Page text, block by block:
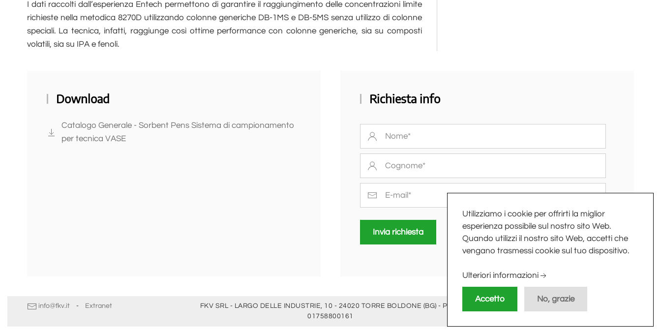
Utilizziamo i cookie per offrirti la miglior
esperienza possibile sul nostro sito Web.
Quando utilizzi il nostro sito Web, accetti che
vengano trasmessi cookie sul tuo dispositivo.
Ulteriori informazioni
Accetto No, grazie
I dati raccolti dall’esperienza Entech permettono di garantire il raggiungimento delle concentrazioni limite
richieste nella metodica 8270D utilizzando colonne generiche DB-1MS e DB-5MS senza utilizzo di colonne
speciali. La tecnica, infatti, raggiunge così ottime performance con colonne generiche, sia su composti
volatili, sia su IPA e fenoli.
Download
Catalogo Generale - Sorbent Pens Sistema di campionamento
per tecnica VASE
Richiesta info
Invia richiesta
info@fkv.it - Extranet
FKV SRL - LARGO DELLE INDUSTRIE, 10 - 24020 TORRE BOLDONE (BG) - PI/CF
01758800161